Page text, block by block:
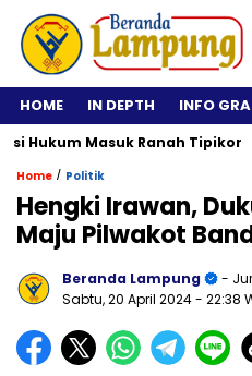
HOME IN DEPTH INFO
Masuk Ranah Tipikor
Home / Politik
Hengki Irawan,
Maju Pilwakot
Beranda Lampung
-
Sabtu, 20 April 2024- 22:38